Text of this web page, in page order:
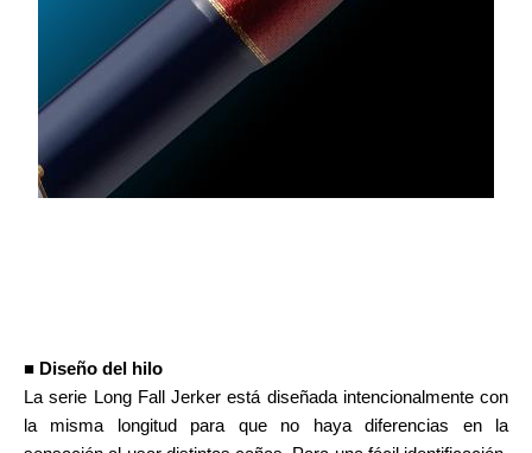
■ Diseño del hilo
La serie Long Fall Jerker está diseñada intencionalmente con
la misma longitud para que no haya diferencias en la